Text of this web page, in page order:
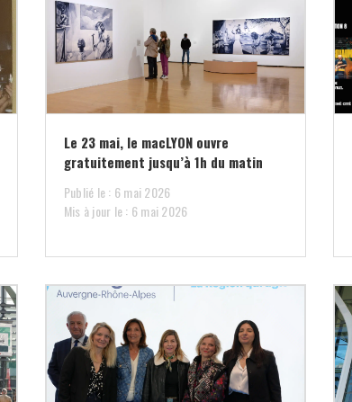
Le 23 mai, le macLYON ouvre
gratuitement jusqu’à 1h du matin
Publié le : 6 mai 2026
Mis à jour le : 6 mai 2026